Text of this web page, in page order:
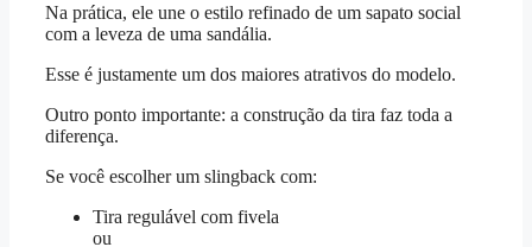
Na prática, ele une o estilo refinado de um sapato social
com a leveza de uma sandália.
Esse é justamente um dos maiores atrativos do modelo.
Outro ponto importante: a construção da tira faz toda a
diferença.
Se você escolher um slingback com:
Tira regulável com fivela
ou